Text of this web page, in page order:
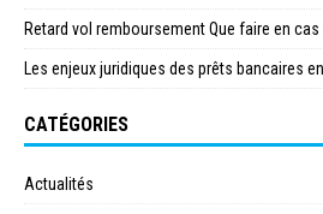
Retard vol remboursement Que faire en
Les enjeux juridiques des prêts bancaires
CATÉGORIES
Actualités